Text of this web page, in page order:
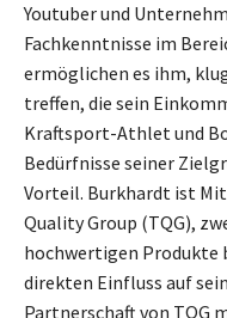
Youtuber und
Fachkenntnisse im
ermöglichen es ihm,
treffen, die sein
Kraftsport-Athlet und
Bedürfnisse seiner
Vorteil. Burkhardt ist
Quality Group (TQG),
hochwertigen Produkte
direkten Einfluss auf
Partnerschaft von TQG